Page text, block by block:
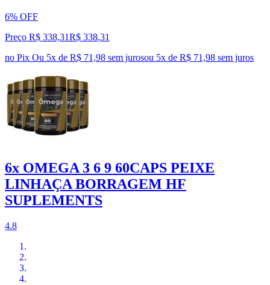
6% OFF
Preço R$ 338,31R$ 338,31
no Pix Ou 5x de R$ 71,98 sem jurosou 5x de R$ 71,98 sem juros
6x OMEGA 3 6 9 60CAPS PEIXE
LINHAÇA BORRAGEM HF
SUPLEMENTS
4.8